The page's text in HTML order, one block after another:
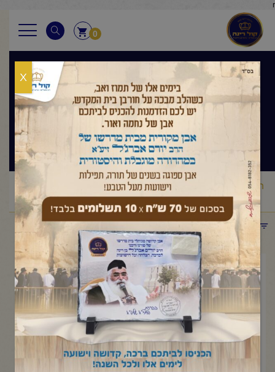
r
0
בגובה העיניים
הלכה ותניא יומי
ראשי בגובה העיניים הלכה ותניא יומי
החיד"א
-תניא יומי ובגובה העיניים-כ"ג בשבט תשפ"ו
תפריט קטגוריות
החיד"א -תניא יומי ובגובה
העיניים-כ"ג בשבט תשפ"ו
מרץ 17, 2026
X